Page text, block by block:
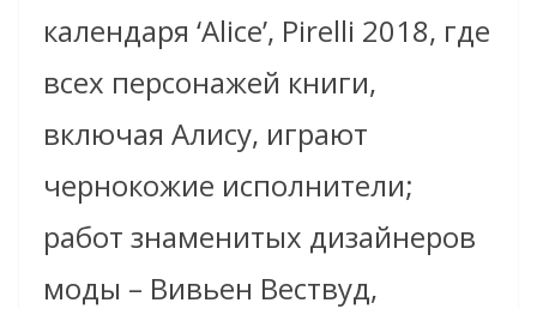
календаря ‘Alice’, Pirelli 2018, где
всех персонажей книги,
включая Алису, играют
чернокожие исполнители;
работ знаменитых дизайнеров
моды – Вивьен Вествуд,